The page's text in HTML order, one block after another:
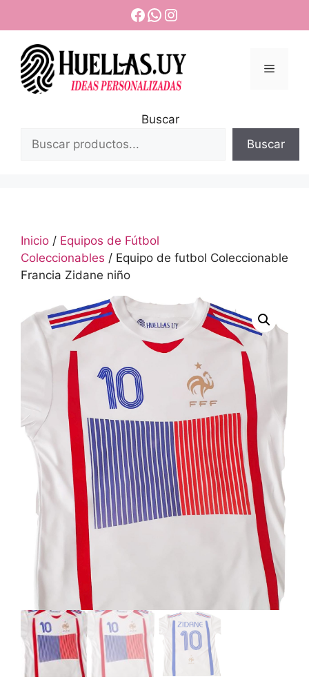
contenido
Facebook
WhatsApp
Instagram
Menú
Buscar
Buscar
Inicio / Equipos de Fútbol
Coleccionables / Equipo de futbol Coleccionable
Francia Zidane niño